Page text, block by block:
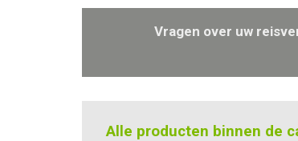
Vragen over uw
Alle producten binnen de